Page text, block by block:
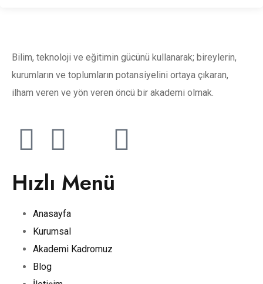
Bilim, teknoloji ve eğitimin gücünü kullanarak; bireylerin,
kurumların ve toplumların potansiyelini ortaya çıkaran,
ilham veren ve yön veren öncü bir akademi olmak.
Hızlı Menü
Anasayfa
Kurumsal
Akademi Kadromuz
Blog